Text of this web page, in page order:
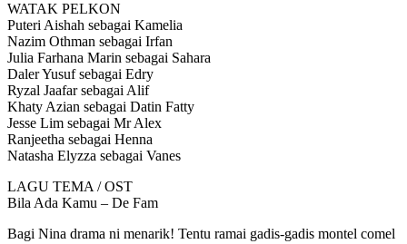
WATAK PELKON
Puteri Aishah sebagai Kamelia
Nazim Othman sebagai Irfan
Julia Farhana Marin sebagai Sahara
Daler Yusuf sebagai Edry
Ryzal Jaafar sebagai Alif
Khaty Azian sebagai Datin Fatty
Jesse Lim sebagai Mr Alex
Ranjeetha sebagai Henna
Natasha Elyzza sebagai Vanes
LAGU TEMA / OST
Bila Ada Kamu – De Fam
Bagi Nina drama ni menarik! Tentu ramai gadis-gadis montel comel